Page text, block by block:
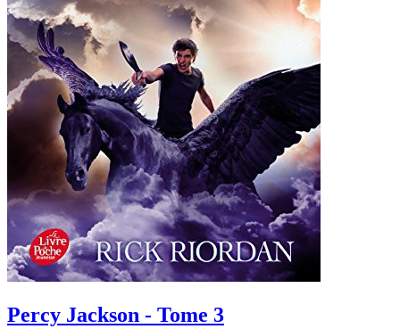
Percy Jackson - Tome 3